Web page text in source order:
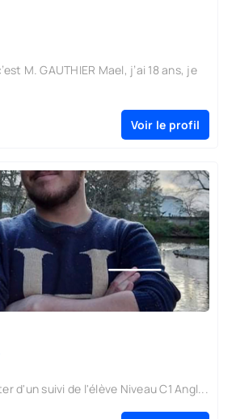
M. GAUTHIER Mael, j’ai 18 ans, je
Voir le profil
d'un suivi de l'élève Niveau C1 Angl...